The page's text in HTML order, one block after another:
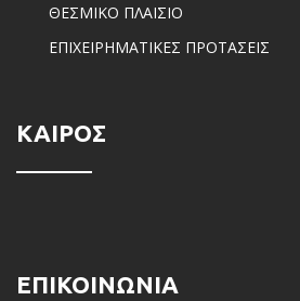
ΘΕΣΜΙΚΟ ΠΛΑΙΣΙΟ
ΕΠΙΧΕΙΡΗΜΑΤΙΚΕΣ ΠΡΟΤΑΣΕΙΣ
ΚΑΙΡΟΣ
ΕΠΙΚΟΙΝΩΝΙΑ